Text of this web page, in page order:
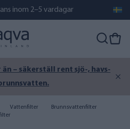
inom 2–5 vardagar
– säkerställ rent sjö-, havs-
Vattenfilter
Brunnsvattenfilter